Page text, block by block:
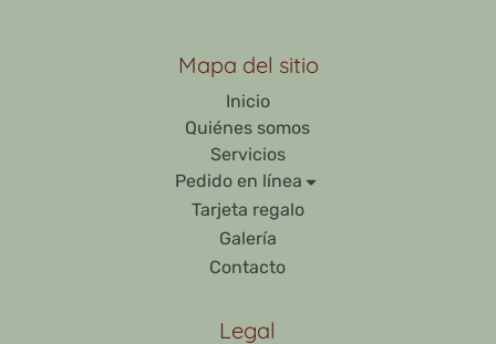
Mapa del sitio
Inicio
Quiénes somos
Servicios
Pedido en línea
Tarjeta regalo
Galería
Contacto
Legal